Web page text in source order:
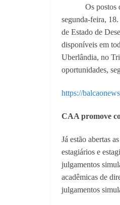
Os postos
segunda-feira,
de Estado de
disponíveis em
Uberlândia, no
oportunidades,
https://
CAA promove
Já estão abertas
estagiários e
julgamentos
acadêmicas de
julgamentos